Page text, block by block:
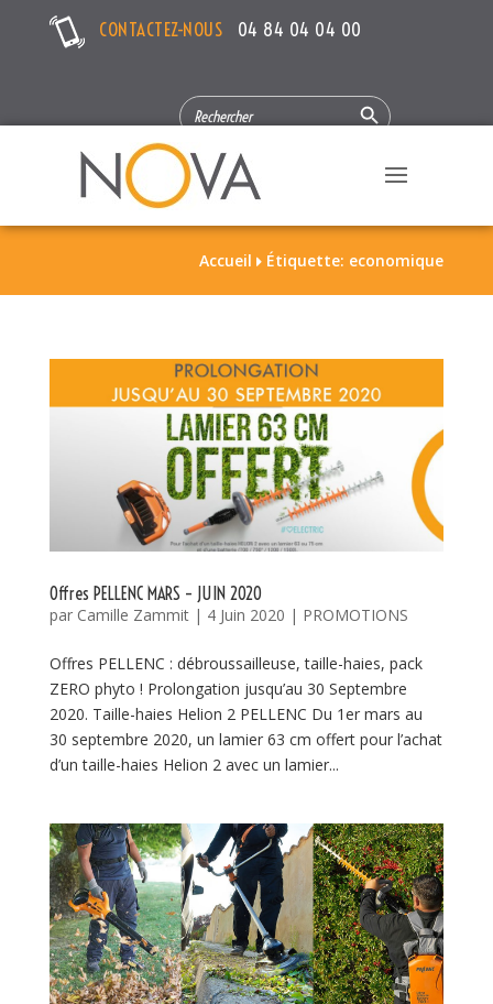
CONTACTEZ-NOUS 04 84 04 04 00
SEARCH
FOR:
Search Button
Accueil  Étiquette: economique
Offres PELLENC MARS – JUIN 2020
par Camille Zammit| 4 Juin 2020 | PROMOTIONS
Offres PELLENC : débroussailleuse, taille-haies, pack
ZERO phyto ! Prolongation jusqu’au 30 Septembre
2020. Taille-haies Helion 2 PELLENC Du 1er mars au
30 septembre 2020, un lamier 63 cm offert pour l’achat
d’un taille-haies Helion 2 avec un lamier...